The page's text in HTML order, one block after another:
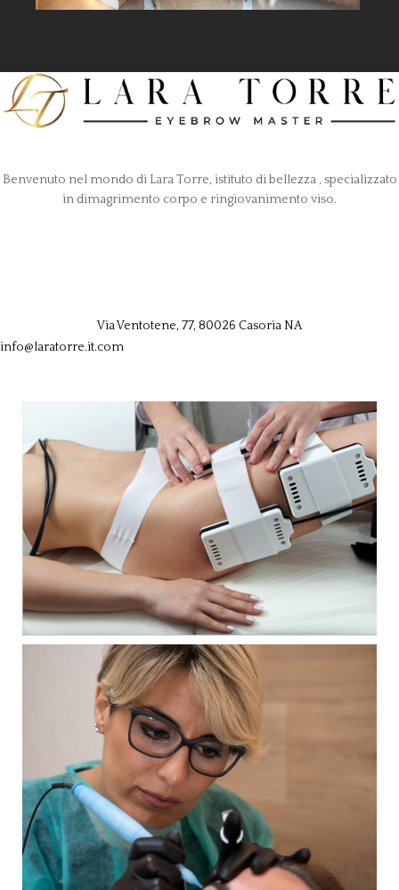
Benvenuto nel mondo di Lara Torre, istituto di bellezza , specializzato
in dimagrimento corpo e ringiovanimento viso.
Via Ventotene, 77, 80026 Casoria NA
info@laratorre.it.com